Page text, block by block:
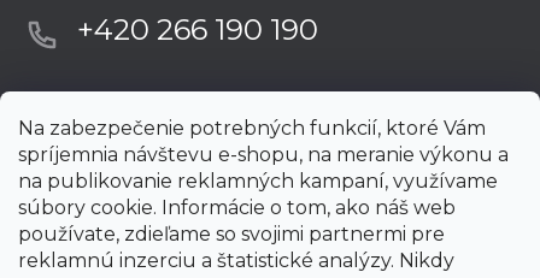
Na zabezpečenie potrebných funkcií, ktoré Vám
spríjemnia návštevu e-shopu, na meranie výkonu a
na publikovanie reklamných kampaní, využívame
súbory cookie. Informácie o tom, ako náš web
používate, zdieľame so svojimi partnermi pre
reklamnú inzerciu a štatistické analýzy. Nikdy
+420 266 190 190